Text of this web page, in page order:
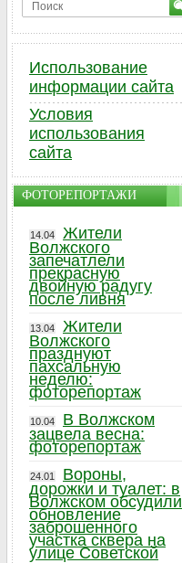
Использование
информации сайта
Условия
использования
сайта
ФОТОРЕПОРТАЖИ
14.04
Жители
Волжского
запечатлели
прекрасную
двойную радугу
после ливня
13.04
Жители
Волжского
празднуют
пахсальную
неделю:
фоторепортаж
10.04
В Волжском
зацвела весна:
фоторепортаж
24.01
Вороны,
дорожки и туалет: в
Волжском обсудили
обновление
заброшенного
участка сквера на
улице Советской